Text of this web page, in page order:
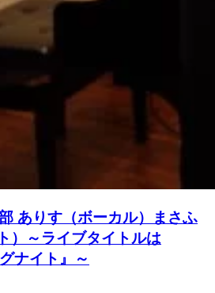
ありす（ボーカル）まさふ
）～ライブタイトルは
ナイト』～